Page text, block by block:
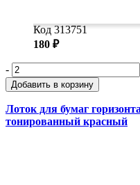
Код 313751
180 ₽
-
Добавить в корзину
Лоток для бумаг
тонированный красный